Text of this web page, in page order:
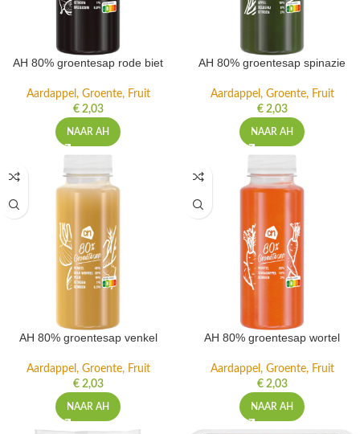
AH 80% groentesap rode biet
Aardappel, Groente, Fruit
€2,03
NAAR AH
AH 80% groentesap spinazie
Aardappel, Groente, Fruit
€2,03
NAAR AH
AH 80% groentesap venkel
Aardappel, Groente, Fruit
€2,03
NAAR AH
AH 80% groentesap wortel
Aardappel, Groente, Fruit
€2,03
NAAR AH